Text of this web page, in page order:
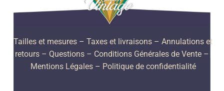
Tailles et mesures – Taxes et livraisons – Annulations et
retours – Questions – Conditions Générales de Vente –
Mentions Légales – Politique de confidentialité